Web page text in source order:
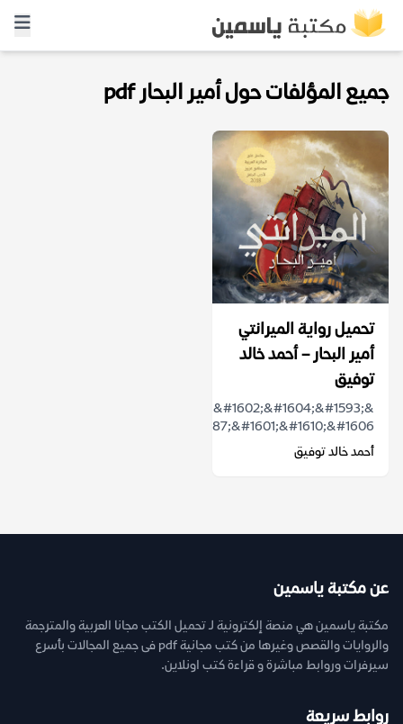
جميع المؤلفات حول أمير البحار pdf
تحميل رواية الميرانتي
أمير البحار – أحمد خالد
توفيق
&ldquo;&#1578;&#1602;&#1604;&#1593;
&#1575;&#1604;&#1587;&#1601;&#1610;&#1606;&#...
أحمد خالد توفيق
عن مكتبة ياسمين
مكتبة ياسمين هي منصة إلكترونية لـ تحميل الكتب مجانا العربية والمترجمة
والروايات والقصص وغيرها من كتب مجانية pdf فى جميع المجالات بأسرع
سيرفرات وروابط مباشرة و قراءة كتب اونلاين.
روابط سريعة